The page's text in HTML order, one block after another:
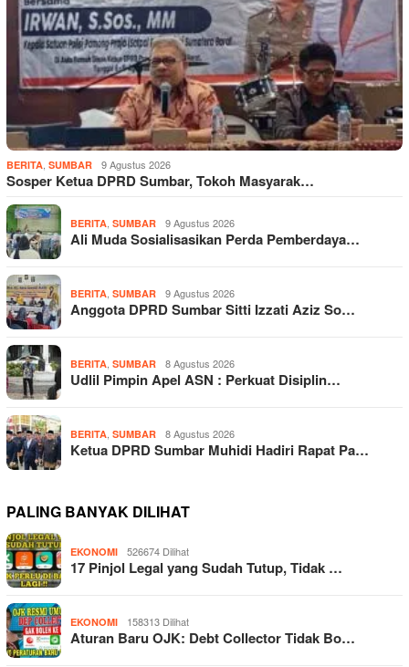
BERITA SUMBAR 9 Agustus 2026
Sosper Ketua DPRD Sumbar, Tokoh Masyarak…
BERITA SUMBAR 9 Agustus 2026
Ali Muda Sosialisasikan Perda Pemberdaya…
BERITA SUMBAR 9 Agustus 2026
Anggota DPRD Sumbar Sitti Izzati Aziz So…
BERITA SUMBAR 8 Agustus 2026
Udlil Pimpin Apel ASN : Perkuat Disiplin…
BERITA SUMBAR 8 Agustus 2026
Ketua DPRD Sumbar Muhidi Hadiri Rapat Pa…
PALING BANYAK DILIHAT
EKONOMI 526674 Dilihat
17 Pinjol Legal yang Sudah Tutup, Tidak …
EKONOMI 158313 Dilihat
Aturan Baru OJK: Debt Collector Tidak Bo…